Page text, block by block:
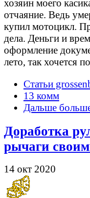
хозяин моего
отчаяние. Ведь
купил мотоцикл.
дела. Деньги и
оформление
лето, так хочется
Статьи
13 комм
Дальше
Доработка
рычаги
14 окт 2020